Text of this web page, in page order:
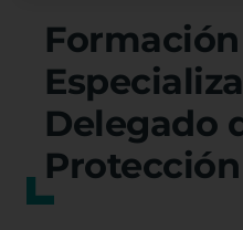
Formación
Delegado